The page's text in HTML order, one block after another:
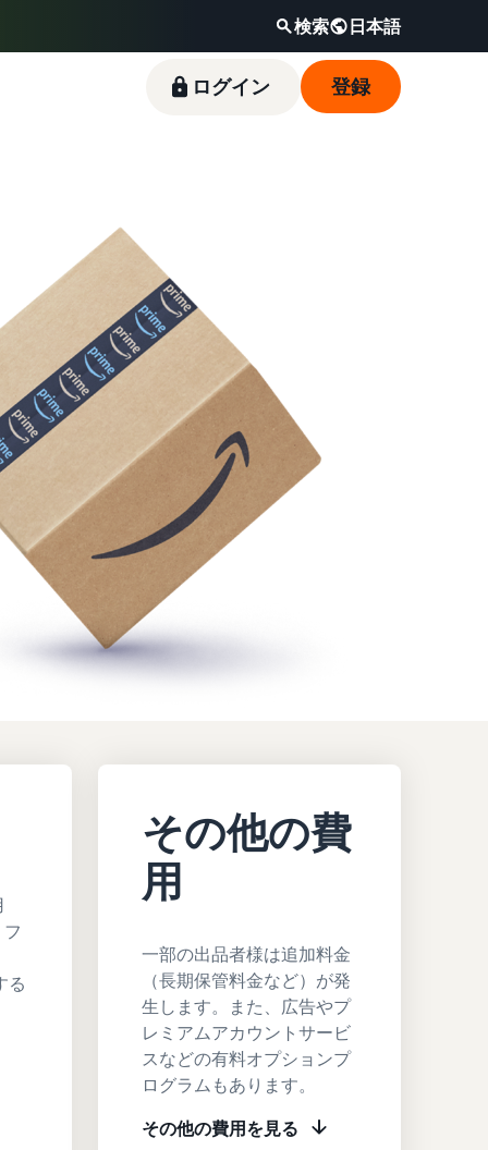
検索 日本語
新規出品者向け特典
スタートダッシュ成功パックをお得に始めるた
めに、特典を活用しましょう。ブランド売上の
最大787.5万円分の還元します。
料金シミュレーター
販売する商品の詳細と配送費用を入力するだけ
で、さまざまな配送方法のコストをすぐに比較
フルフィルメント by
Amazon(FBA)
商品を預けるだけで、Amazonが注文受付から
梱包・配送・返品対応まで行い、手間を減らし
て効率的に販売できる配送代行サービスです。
Amazonブランド登録（Brand
Registry）
Amazon Brand Registryにブランドを登録する
と、さまざまなブランド構築ツールと保護の特
典を利用できます。
Amazon出品ブログ
Amazon出品サービス公式が提供するネット販
売・Amazon出品お役立ち情報（ブログ記事）
をテーマ別に一覧でご紹介します。
ログイン 登録
る
その他の費
用
一部の出品者様は追加料金
（長期保管料金など）が発
生します。また、広告やプ
レミアムアカウントサービ
スなどの有料オプションプ
ログラムもあります。
その他の費用を見る